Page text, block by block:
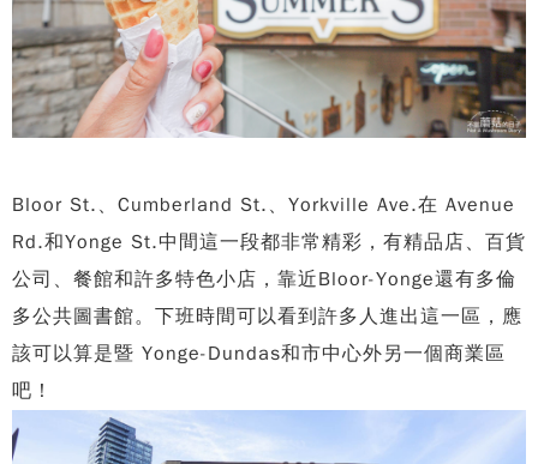
Bloor St.、Cumberland St.、Yorkville Ave.在 Avenue
Rd.和Yonge St.中間這一段都非常精彩，有精品店、百貨
公司、餐館和許多特色小店，靠近Bloor-Yonge還有多倫
多公共圖書館。下班時間可以看到許多人進出這一區，應
該可以算是暨 Yonge-Dundas和市中心外另一個商業區
吧！